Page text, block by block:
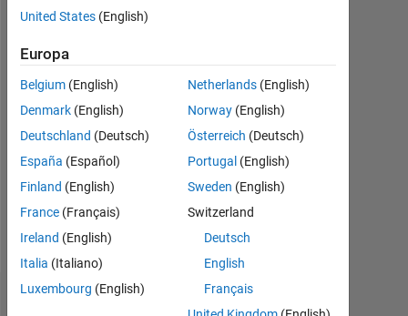
0
Following:
0
Follow
love
to
explore
coding
problems
Mehr
anzeigen
United States (English)
Europa
Belgium (English)
Denmark (English)
Deutschland (Deutsch)
España (Español)
Finland (English)
France (Français)
Ireland (English)
Italia (Italiano)
Luxembourg (English)
Netherlands (English)
Norway (English)
Österreich (Deutsch)
Portugal (English)
Sweden (English)
Switzerland
Deutsch
English
Français